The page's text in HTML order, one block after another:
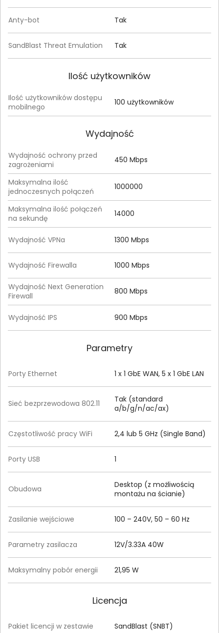
Anty-bot Tak
SandBlast Threat Emulation Tak
Ilość użytkowników
Ilość użytkowników dostępu
mobilnego
100 użytkowników
Wydajność
Wydajność ochrony przed
zagrożeniami
450 Mbps
Maksymalna ilość
jednoczesnych połączeń
1000000
Maksymalna ilość połączeń
na sekundę
14000
Wydajność VPNa 1300 Mbps
Wydajność Firewalla 1000 Mbps
Wydajność Next Generation
Firewall
800 Mbps
Wydajność IPS 900 Mbps
Parametry
Porty Ethernet 1 x 1 GbE WAN, 5 x 1 GbE LAN
Sieć bezprzewodowa 802.11
Tak (standard
a/b/g/n/ac/ax)
Częstotliwość pracy WiFi 2,4 lub 5 GHz (Single Band)
Porty USB 1
Obudowa
Desktop (z możliwością
montażu na ścianie)
Zasilanie wejściowe 100 – 240V, 50 – 60 Hz
Parametry zasilacza 12V/3.33A 40W
Maksymalny pobór energii 21,95 W
Licencja
Pakiet licencji w zestawie SandBlast (SNBT)